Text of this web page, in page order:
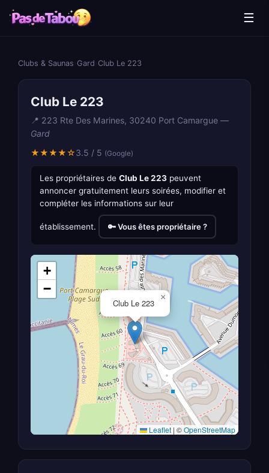
☰
Clubs & Saunas Gard Club Le 223
Club Le 223
📍 223 Rte Des Marines, 30240 Port Camargue —
Gard
★★★★☆3.5 / 5 (Google)
Les propriétaires de Club Le 223 peuvent
annoncer gratuitement leurs soirées, modifier et
compléter les informations sur leur
établissement. 🔑 Vous êtes propriétaire ?
Club Le 223
×
+
−
Leaflet | ©OpenStreetMap